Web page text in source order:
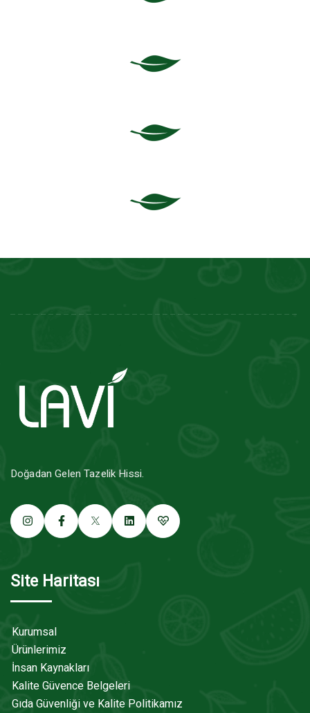
Doğadan Gelen Tazelik Hissi.
Site Haritası
Kurumsal
Ürünlerimiz
İnsan Kaynakları
Kalite Güvence Belgeleri
Gıda Güvenliği ve Kalite Politikamız